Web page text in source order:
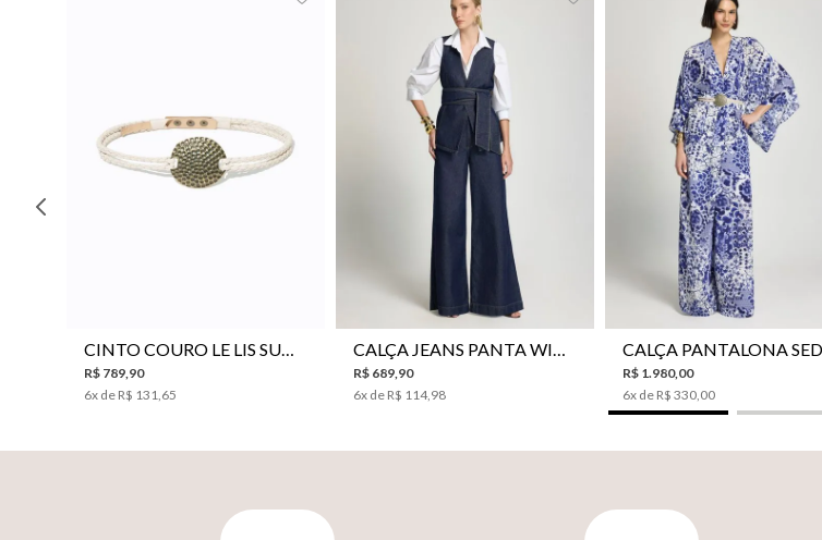
CINTO COURO LE LIS SUKI FEMININO
R$ 789,90
6x de R$ 131,65
34 36 40 44
CALÇA JEANS PANTA WIDE LE LIS ISIS FEMININA
R$ 689,90
6x de R$ 114,98
34 36 38 40
R$ 1.980,00
6x de R$ 330,00